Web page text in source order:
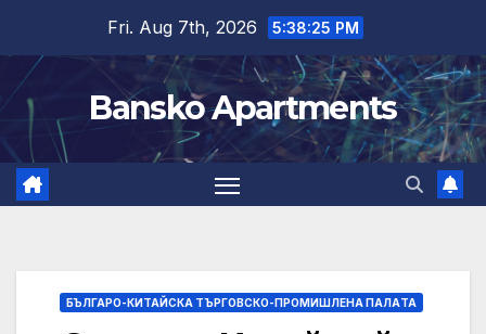
content
Fri. Aug 7th, 2026 5:38:25 PM
Bansko Apartments
БЪЛГАРО-КИТАЙСКА ТЪРГОВСКО-ПРОМИШЛЕНА ПАЛAТА